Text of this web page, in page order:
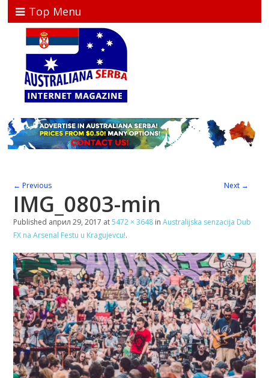
Top Menu
← Previous Next →
IMG_0803-min
Published април 29, 2017 at5472 × 3648in Australijska senzacija Dub
FX na Arsenal Festu u Kragujevcu!.